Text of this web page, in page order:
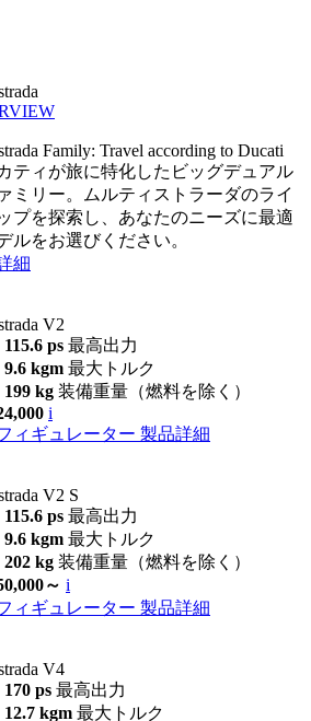
Family: Travel according to Ducati
ティが旅に特化したビッグデュアル
ミリー。ムルティストラーダのライ
プを探索し、あなたのニーズに最適
ルをお選びください。
細
V2
115.6 ps 最高出力
9.6 kgm 最大トルク
199 kg 装備重量（燃料を除く）
i
ィギュレーター 製品詳細
V2 S
115.6 ps 最高出力
9.6 kgm 最大トルク
202 kg 装備重量（燃料を除く）
～ i
ィギュレーター 製品詳細
V4
170 ps 最高出力
12.7 kgm 最大トルク